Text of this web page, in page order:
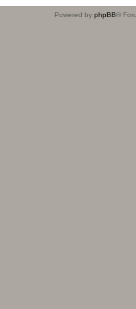
Powered by phpBB®